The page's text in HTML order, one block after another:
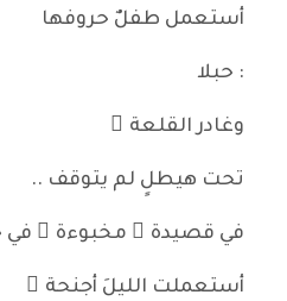
أستعمل طفلٌ حروفها
: حبلا
وغادر القلعة َ
تحت هيطلٍ لم يتوقف ..
في قصيدة ٍ مخبوءة ٍ في
أستعملت الليلَ أجنحة ً